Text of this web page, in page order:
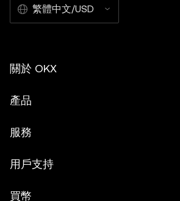
繁體中文/USD
關於 OKX
產品
服務
用戶支持
買幣